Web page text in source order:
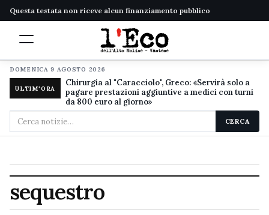
Questa testata non riceve alcun finanziamento pubblico
DOMENICA 9 AGOSTO 2026
ULTIM'ORA
Chirurgia al "Caracciolo", Greco: «Servirà solo a
pagare prestazioni aggiuntive a medici con turni
da 800 euro al giorno»
Cerca
nel
CERCA
sequestro